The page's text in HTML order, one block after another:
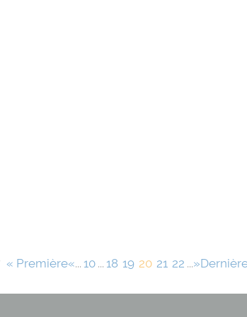
« Première«... 10 ... 18 19 20 21 22 ...»